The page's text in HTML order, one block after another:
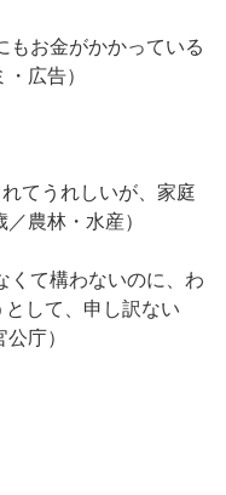
もお金がかかっている
広告）
てうれしいが、家庭
農林・水産）
くて構わないのに、わ
して、申し訳ない
庁）